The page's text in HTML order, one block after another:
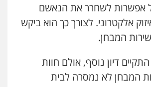
אפשרות לשחרר את הנאשם
אלקטרוני. לצורך כך הוא ביקש
המבחן.
התקיים דיון נוסף, אולם חוות
המבחן לא נמסרה לבית